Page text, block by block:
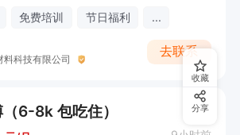
免费培训 节日福利 ...
料科技有限公司
去联系
6-8k 包吃住）
收藏
分享